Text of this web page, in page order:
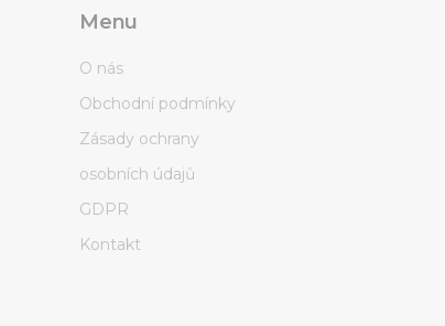
Menu
O nás
Obchodní podmínky
Zásady ochrany
osobních údajů
GDPR
Kontakt